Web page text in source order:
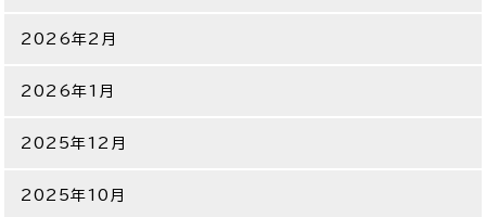
2026年2月
2026年1月
2025年12月
2025年10月